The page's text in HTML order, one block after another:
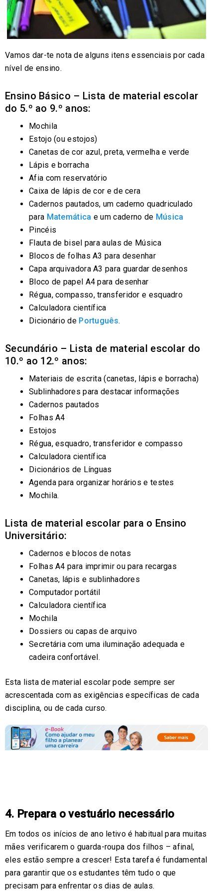
Vamos dar-te nota de alguns itens essenciais por cada
nível de ensino.
Ensino Básico – Lista de material escolar
do 5.º ao 9.º anos:
Mochila
Estojo (ou estojos)
Canetas de cor azul, preta, vermelha e verde
Lápis e borracha
Afia com reservatório
Caixa de lápis de cor e de cera
Cadernos pautados, um caderno quadriculado
para Matemática e um caderno de Música
Pincéis
Flauta de bisel para aulas de Música
Blocos de folhas A3 para desenhar
Capa arquivadora A3 para guardar desenhos
Bloco de papel A4 para desenhar
Régua, compasso, transferidor e esquadro
Calculadora científica
Dicionário de Português.
Secundário – Lista de material escolar do
10.º ao 12.º anos:
Materiais de escrita (canetas, lápis e borracha)
Sublinhadores para destacar informações
Cadernos pautados
Folhas A4
Estojos
Régua, esquadro, transferidor e compasso
Calculadora científica
Dicionários de Línguas
Agenda para organizar horários e testes
Mochila.
Lista de material escolar para o Ensino
Universitário:
Cadernos e blocos de notas
Folhas A4 para imprimir ou para recargas
Canetas, lápis e sublinhadores
Computador portátil
Calculadora científica
Mochila
Dossiers ou capas de arquivo
Secretária com uma iluminação adequada e
cadeira confortável.
Esta lista de material escolar pode sempre ser
acrescentada com as exigências específicas de cada
disciplina, ou de cada curso.
4. Prepara o vestuário necessário
Em todos os inícios de ano letivo é habitual para muitas
mães verificarem o guarda-roupa dos filhos – afinal,
eles estão sempre a crescer! Esta tarefa é fundamental
para garantir que os estudantes têm tudo o que
precisam para enfrentar os dias de aulas.